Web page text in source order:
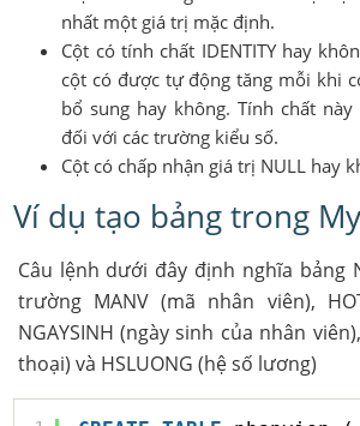
nhất một giá trị mặc định.
Cột có tính chất IDENTITY hay
cột có được tự động tăng mỗi khi
bổ sung hay không. Tính chất
đối với các trường kiểu số.
Cột có chấp nhận giá trị NULL hay
Ví dụ tạo bảng trong
Câu lệnh dưới đây định nghĩa bảng
trường MANV (mã nhân viên),
NGAYSINH (ngày sinh của nhân
thoại) và HSLUONG (hệ số lương)